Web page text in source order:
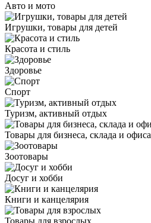
Авто и мото
Игрушки, товары для детей
Красота и стиль
Здоровье
Спорт
Туризм, активный отдых
Товары для бизнеса, склада и офиса
Зоотовары
Досуг и хобби
Книги и канцелярия
Товары для взрослых